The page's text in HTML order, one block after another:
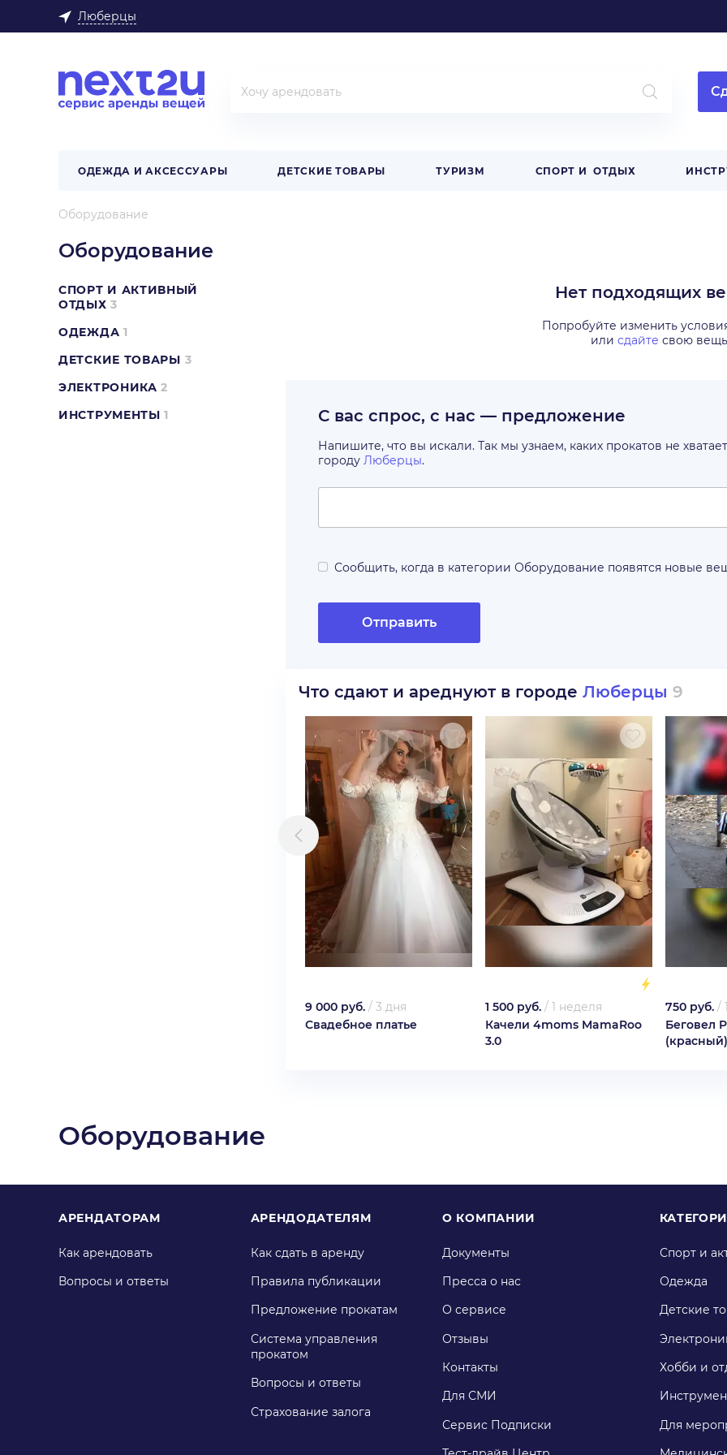
Люберцы
ОДЕЖДА И АКСЕССУАРЫ ДЕТСКИЕ ТОВАРЫ ТУРИЗМ СПОРТ И ОТДЫХ
Оборудование
Оборудование
СПОРТ И АКТИВНЫЙ
ОТДЫХ 3
ОДЕЖДА 1
ДЕТСКИЕ ТОВАРЫ 3
ЭЛЕКТРОНИКА 2
ИНСТРУМЕНТЫ 1
Нет подходящих
Попробуйте изменить
или сдайте свою вещь
С вас спрос, с нас — предложение
Напишите, что вы искали. Так мы узнаем, каких прокатов не хватает
городу Люберцы.
Сообщить, когда в категории Оборудование появятся новые
Отправить
Что сдают и ареднуют в городе Люберцы 9
9 000 руб. / 3 дня
Свадебное платье
1 500 руб. / 1 неделя
Качели 4moms MamaRoo
3.0
750 руб. /
Беговел
(красный)
Оборудование
АРЕНДАТОРАМ
Как арендовать
Вопросы и ответы
АРЕНДОДАТЕЛЯМ
Как сдать в аренду
Правила публикации
Предложение прокатам
Система управления
прокатом
Вопросы и ответы
Страхование залога
О КОМПАНИИ
Документы
Пресса о нас
О сервисе
Отзывы
Контакты
Для СМИ
Сервис Подписки
Спорт и
Одежда
Детские
Хобби и
Для